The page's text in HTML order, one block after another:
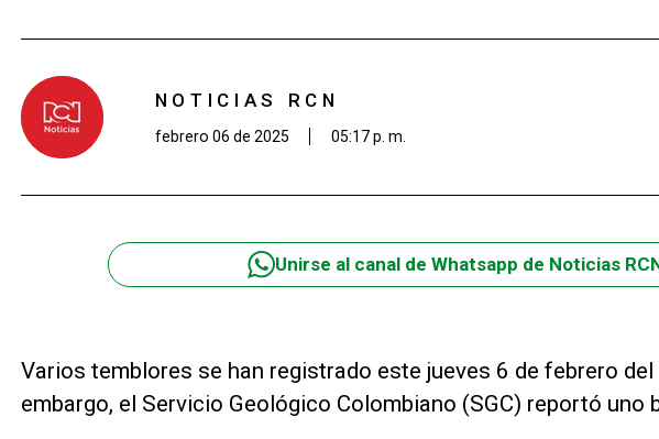
NOTICIAS RCN
febrero 06 de 2025 05:17 p. m.
Unirse al canal de Whatsapp de Noticias
Varios temblores se han registrado este jueves 6 de febrero
embargo, el Servicio Geológico Colombiano (SGC) reportó uno